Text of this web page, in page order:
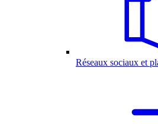
Réseaux sociaux et